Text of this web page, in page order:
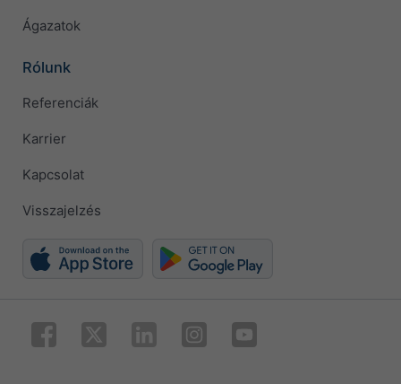
Ágazatok
Rólunk
Referenciák
Karrier
Kapcsolat
Visszajelzés